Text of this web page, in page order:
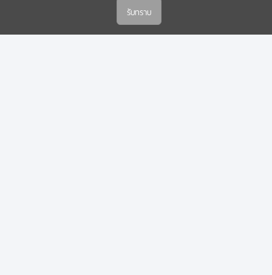
รับทราบ
นโยบายในการคุ้มครองข้อมูลส่วนบุคคล